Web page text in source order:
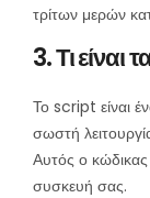
τρίτων μερών
3. Τι
Το script είναι
σωστή
Αυτός ο κώδικας
συσκευή σας.